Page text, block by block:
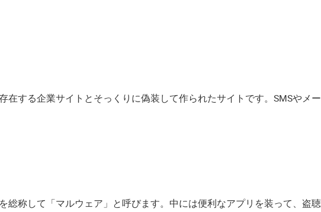
する企業サイトとそっくりに偽装して作られたサイトです。SMSやメ
称して「マルウェア」と呼びます。中には便利なアプリを装って、盗